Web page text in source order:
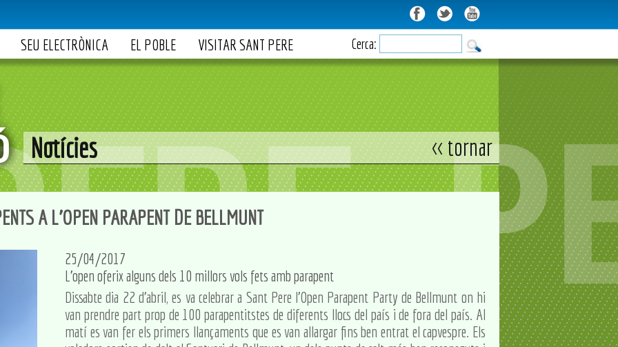
SEU ELECTRÒNICA EL POBLE VISITAR SANT PERE Cerca:
Notícies << tornar
A L'OPEN PARAPENT DE BELLMUNT
25/04/2017
L'open oferix alguns dels 10 millors vols fets amb parapent
Dissabte dia 22 d'abril, es va celebrar a Sant Pere l'Open Parapent Party de Bellmunt on hi
van prendre part prop de 100 parapentitstes de diferents llocs del país i de fora del país. Al
matí es van fer els primers llançaments que es van allargar fins ben entrat el capvespre. Els